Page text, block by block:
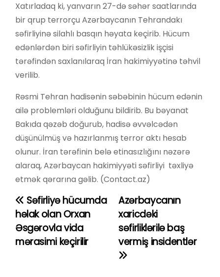
Xatırladaq ki, yanvarın 27-də səhər saatlarında
bir qrup terrorçu Azərbaycanın Tehrandakı
səfirliyinə silahlı basqın həyata keçirib. Hücum
edənlərdən biri səfirliyin təhlükəsizlik işçisi
tərəfindən saxlanılaraq İran hakimiyyətinə təhvil
verilib.
Rəsmi Tehran hadisənin səbəbinin hücum edənin
ailə problemləri olduğunu bildirib. Bu bəyanat
Bakıda qəzəb doğurub, hadisə əvvəlcədən
düşünülmüş və hazırlanmış terror aktı hesab
olunur. İran tərəfinin belə etinasızlığını nəzərə
alaraq, Azərbaycan hakimiyyəti səfirliyi təxliyə
etmək qərarına gəlib. (Contact.az)
Y
a
z
Azərbaycanın
xaricdəki
səfirliklərilə baş
vermiş insidentlər
Səfirliyə hücumda
həlak olan Orxan
Əsgərovla vida
mərasimi keçirilir